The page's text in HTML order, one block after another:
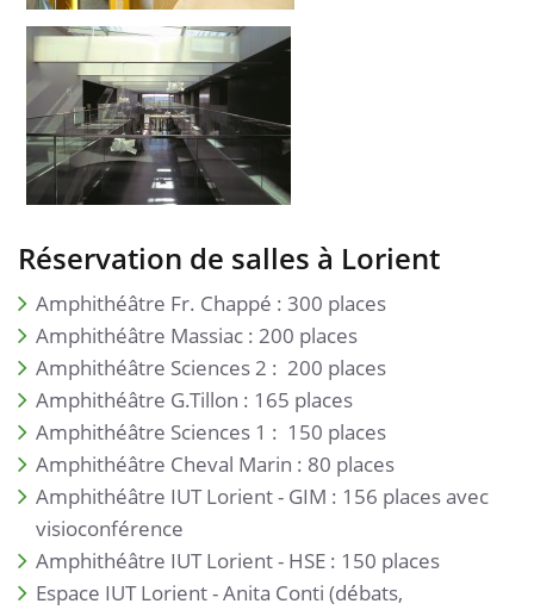
Réservation de salles à Lorient
Amphithéâtre Fr. Chappé : 300 places
Amphithéâtre Massiac : 200 places
Amphithéâtre Sciences 2 : 200 places
Amphithéâtre G.Tillon : 165 places
Amphithéâtre Sciences 1 : 150 places
Amphithéâtre Cheval Marin : 80 places
Amphithéâtre IUT Lorient - GIM : 156 places avec
visioconférence
Amphithéâtre IUT Lorient - HSE : 150 places
Espace IUT Lorient - Anita Conti (débats,